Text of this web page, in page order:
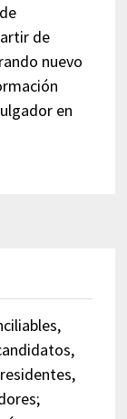
de
nuevo
en